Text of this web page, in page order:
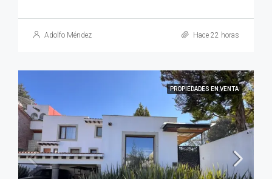
Adolfo Méndez Hace 22 horas
PROPIEDADES EN VENTA